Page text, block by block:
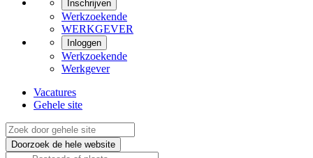
Inschrijven
Werkzoekende
WERKGEVER
Inloggen
Werkzoekende
Werkgever
Vacatures
Gehele site